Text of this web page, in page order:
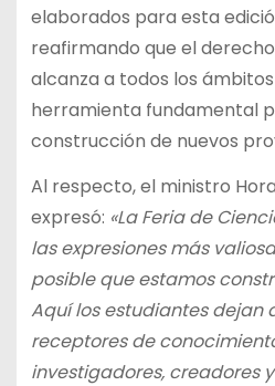
elaborados para esta
reafirmando que el
alcanza a todos los
herramienta fundamental
construcción de nuevos
Al respecto, el ministro
expresó: «La Feria de
las expresiones más
posible que estamos
Aquí los estudiantes dejan
receptores de
investigadores, creadores